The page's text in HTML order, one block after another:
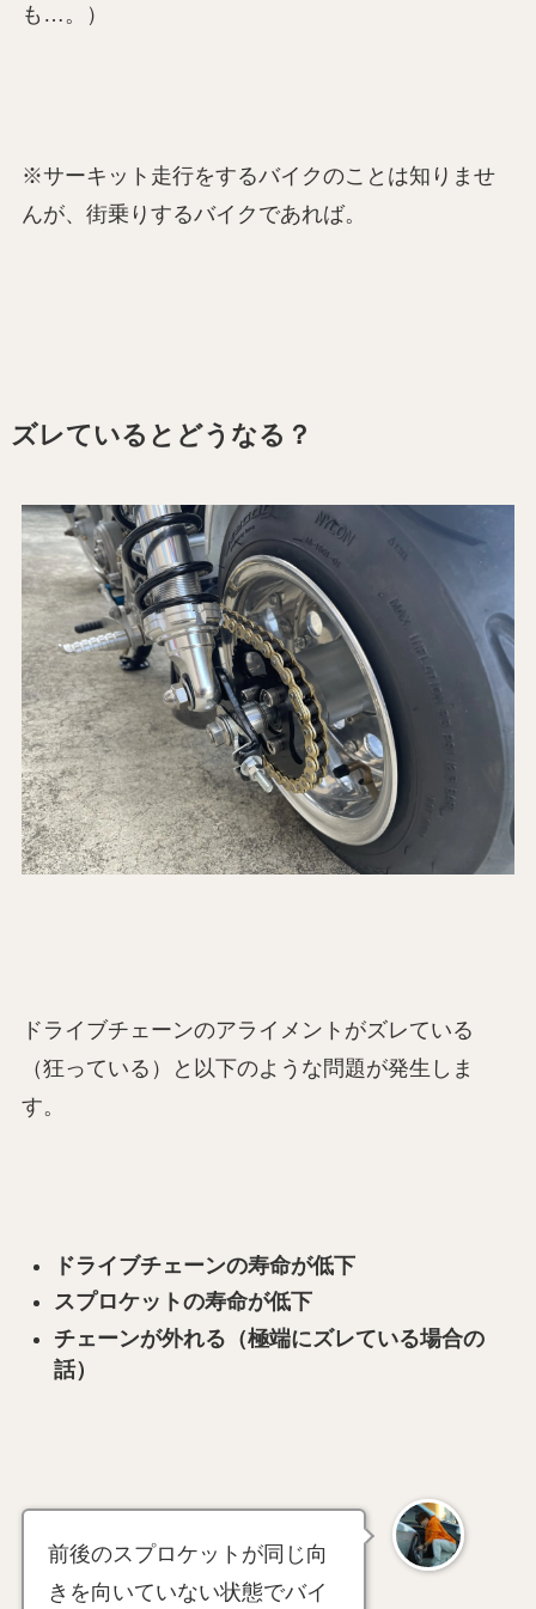
も…。）
※サーキット走行をするバイクのことは知りませ
んが、街乗りするバイクであれば。
ズレているとどうなる？
ドライブチェーンのアライメントがズレている
（狂っている）と以下のような問題が発生しま
す。
ドライブチェーンの寿命が低下
スプロケットの寿命が低下
チェーンが外れる（極端にズレている場合の
話）
前後のスプロケットが同じ向
きを向いていない状態でバイ